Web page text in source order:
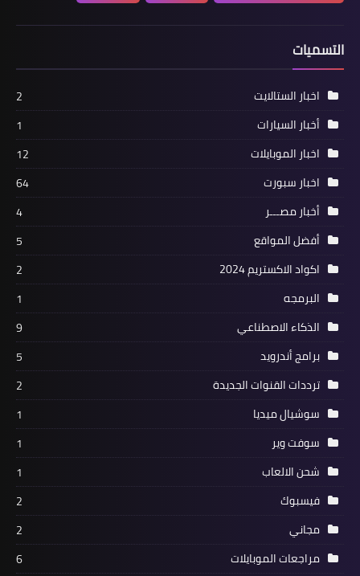
التسميات
اخبار الستالايت
2
أخبار السيارات
1
اخبار الموبايلات
12
اخبار سبورت
64
أخبار مصـــر
4
أفضل المواقع
5
اكواد الاكستريم 2024
2
البرمجه
1
الذكاء الاصطناعي
9
برامج أندرويد
5
ترددات القنوات الجديدة
2
سوشيال ميديا
1
سوفت وير
1
شحن الالعاب
1
فيسبوك
2
مجاني
2
مراجعات الموبايلات
6